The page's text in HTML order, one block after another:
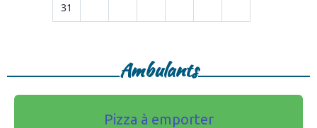
31
Ambulants
Pizza à emporter